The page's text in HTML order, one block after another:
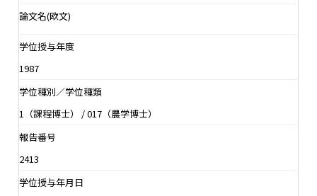
論文名(欧文)
学位授与年度
1987
学位種別／学位種類
1（課程博士） / 017（農学博士）
報告番号
2413
学位授与年月日